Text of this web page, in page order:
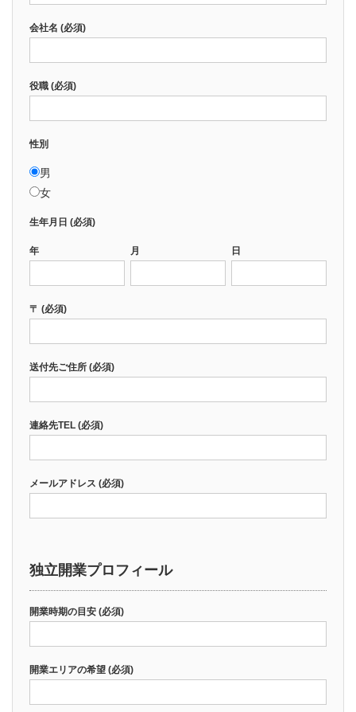
会社名 (必須)
役職 (必須)
性別
男
女
生年月日 (必須)
年 月 日
〒 (必須)
送付先ご住所 (必須)
連絡先TEL (必須)
メールアドレス (必須)
独立開業プロフィール
開業時期の目安 (必須)
開業エリアの希望 (必須)